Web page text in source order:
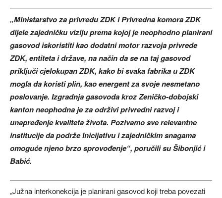
„Ministarstvo za privredu ZDK i Privredna komora ZDK
dijele zajedničku viziju prema kojoj je neophodno planirani
gasovod iskoristiti kao dodatni motor razvoja privrede
ZDK, entiteta i države, na način da se na taj gasovod
priključi cjelokupan ZDK, kako bi svaka fabrika u ZDK
mogla da koristi plin, kao energent za svoje nesmetano
poslovanje. Izgradnja gasovoda kroz Zeničko-dobojski
kanton neophodna je za održivi privredni razvoj i
unapređenje kvaliteta života. Pozivamo sve relevantne
institucije da podrže Inicijativu i zajedničkim snagama
omoguće njeno brzo sprovođenje“, poručili su Šibonjić i
Babić.
„Južna interkonekcija je planirani gasovod koji treba povezati